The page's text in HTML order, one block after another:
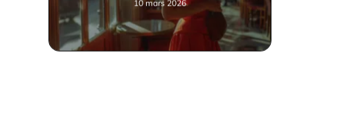
10 mars 2026